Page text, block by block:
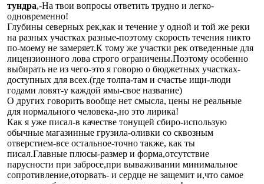
тундра,-На твои вопросы ответить трудно и легко-
одновременно!
Глубины северных рек,как и течение у одной и той же реки
на разных участках разные-поэтому скорость течения никто
по-моему не замеряет.К тому же участки рек отведенные для
лицензионного лова строго ограничены.Поэтому особенно
выбирать не из чего-это я говорю о бюджетных участках-
доступных для всех.(где толпа-там и счастье ищи-люди
годами ловят-у каждой ямы-свое название)
О других говорить вообще нет смысла, цены не реальные
для нормального человека-,но это лирика!
Как я уже писал-в качестве тонущей сбиро-использую
обычные магазинные грузила-оливки со сквозным
отверстием-все остальное-точно также, как ты
писал.Главные плюсы-размер и форма,отсутствие
парусности при забросе,при вываживании минимальное
сопротивление,оторвать- и сердце не защемит и,что самое